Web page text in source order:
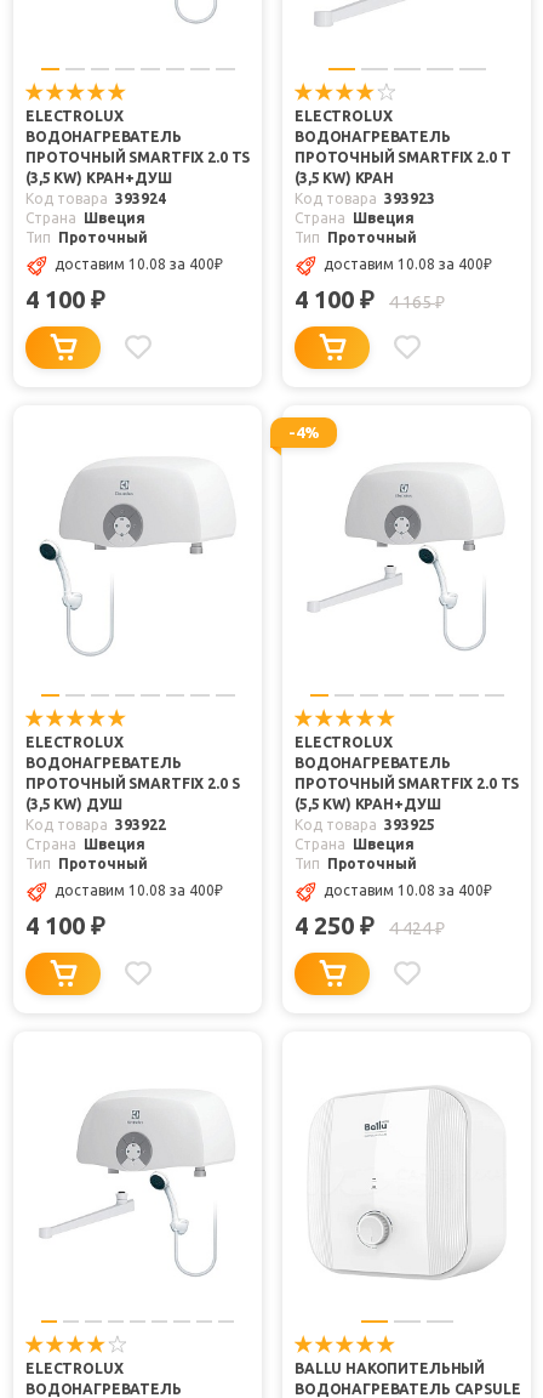
ELECTROLUX
ВОДОНАГРЕВАТЕЛЬ
ПРОТОЧНЫЙ SMARTFIX 2.0 TS
(3,5 KW) КРАН+ДУШ
Код товара 393924
Страна
Швеция
Тип
Проточный
доставим 10.08 за 400₽
4 100 ₽
ELECTROLUX
ВОДОНАГРЕВАТЕЛЬ
ПРОТОЧНЫЙ SMARTFIX 2.0 T
(3,5 KW) КРАН
Код товара 393923
Страна
Швеция
Тип
Проточный
доставим 10.08 за 400₽
4 100 ₽ 4 165₽
ELECTROLUX
ВОДОНАГРЕВАТЕЛЬ
ПРОТОЧНЫЙ SMARTFIX 2.0 S
(3,5 KW) ДУШ
Код товара 393922
Страна
Швеция
Тип
Проточный
доставим 10.08 за 400₽
4 100 ₽
-4%
ELECTROLUX
ВОДОНАГРЕВАТЕЛЬ
ПРОТОЧНЫЙ SMARTFIX 2.0 TS
(5,5 KW) КРАН+ДУШ
Код товара 393925
Страна
Швеция
Тип
Проточный
доставим 10.08 за 400₽
4 250 ₽ 4 424₽
ELECTROLUX
ВОДОНАГРЕВАТЕЛЬ
BALLU НАКОПИТЕЛЬНЫЙ
ВОДОНАГРЕВАТЕЛЬ CAPSULE